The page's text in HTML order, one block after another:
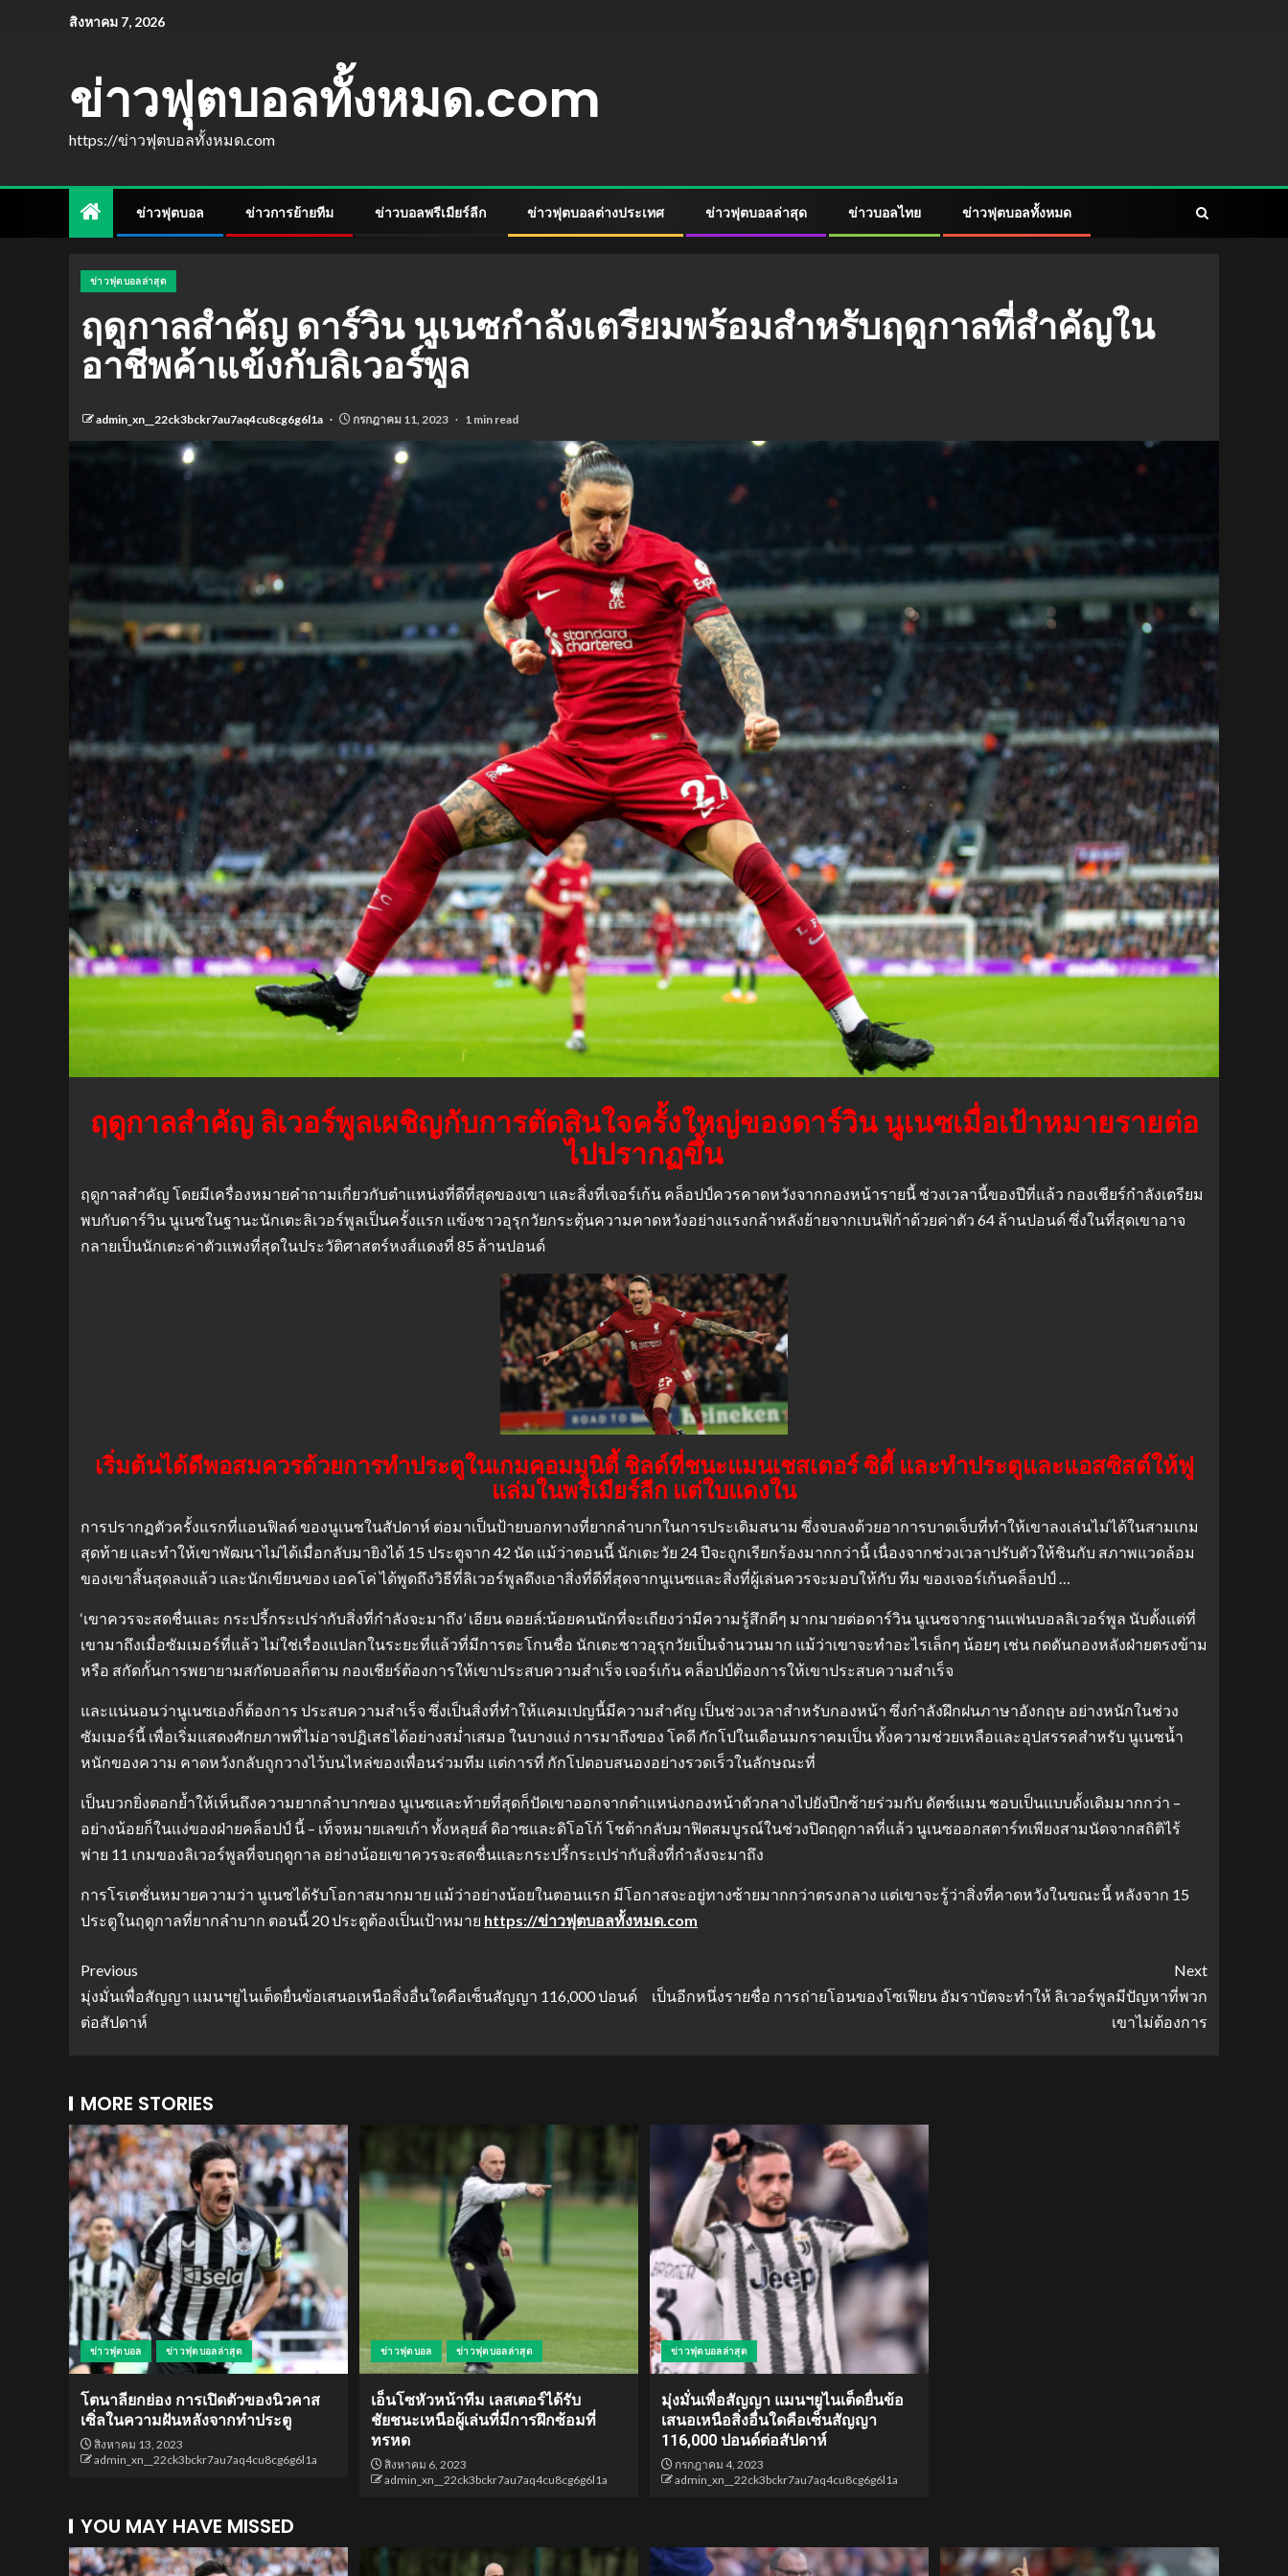
สิงหาคม 7, 2026
ข่าวฟุตบอลทั้งหมด.com
https://ข่าวฟุตบอลทั้งหมด.com
ข่าวฟุตบอล ข่าวการย้ายทีม ข่าวบอลพรีเมียร์ลีก ข่าวฟุตบอลต่างประเทศ ข่าวฟุตบอลล่าสุด ข่าวบอลไทย ข่าวฟุตบอลทั้งหมด
ข่าวฟุตบอลล่าสุด
ฤดูกาลสำคัญ ดาร์วิน นูเนซกำลังเตรียมพร้อมสำหรับฤดูกาลที่สำคัญใน
อาชีพค้าแข้งกับลิเวอร์พูล
admin_xn__22ck3bckr7au7aq4cu8cg6g6l1a กรกฎาคม 11, 2023 1 min read
ฤดูกาลสำคัญ ลิเวอร์พูลเผชิญกับการตัดสินใจครั้งใหญ่ของดาร์วิน นูเนซเมื่อเป้าหมายรายต่อ
ไปปรากฏขึ้น
ฤดูกาลสำคัญ โดยมีเครื่องหมายคำถามเกี่ยวกับตำแหน่งที่ดีที่สุดของเขา และสิ่งที่เจอร์เก้น คล็อปป์ควรคาดหวังจากกองหน้ารายนี้ ช่วงเวลานี้ของปีที่แล้ว กองเชียร์กำลังเตรียม
พบกับดาร์วิน นูเนซในฐานะนักเตะลิเวอร์พูลเป็นครั้งแรก แข้งชาวอุรุกวัยกระตุ้นความคาดหวังอย่างแรงกล้าหลังย้ายจากเบนฟิก้าด้วยค่าตัว 64 ล้านปอนด์ ซึ่งในที่สุดเขาอาจ
กลายเป็นนักเตะค่าตัวแพงที่สุดในประวัติศาสตร์หงส์แดงที่ 85 ล้านปอนด์
เริ่มต้นได้ดีพอสมควรด้วยการทำประตูในเกมคอมมูนิตี้ ชิลด์ที่ชนะแมนเชสเตอร์ ซิตี้ และทำประตูและแอสซิสต์ให้ฟู
แล่มในพรีเมียร์ลีก แต่ใบแดงใน
การปรากฏตัวครั้งแรกที่แอนฟิลด์ ของนูเนซในสัปดาห์ ต่อมาเป็นป้ายบอกทางที่ยากลำบากในการประเดิมสนาม ซึ่งจบลงด้วยอาการบาดเจ็บที่ทำให้เขาลงเล่นไม่ได้ในสามเกม
สุดท้าย และทำให้เขาพัฒนาไม่ได้เมื่อกลับมายิงได้ 15 ประตูจาก 42 นัด แม้ว่าตอนนี้ นักเตะวัย 24 ปีจะถูกเรียกร้องมากกว่านี้ เนื่องจากช่วงเวลาปรับตัวให้ชินกับ สภาพแวดล้อม
ของเขาสิ้นสุดลงแล้ว และนักเขียนของ เอคโค่ ได้พูดถึงวิธีที่ลิเวอร์พูลดึงเอาสิ่งที่ดีที่สุดจากนูเนซและสิ่งที่ผู้เล่นควรจะมอบให้กับ ทีม ของเจอร์เก้นคล็อปป์ …
‘เขาควรจะสดชื่นและ กระปรี้กระเปร่ากับสิ่งที่กำลังจะมาถึง’ เอียน ดอยล์:น้อยคนนักที่จะเถียงว่ามีความรู้สึกดีๆ มากมายต่อดาร์วิน นูเนซจากฐานแฟนบอลลิเวอร์พูล นับตั้งแต่ที่
เขามาถึงเมื่อซัมเมอร์ที่แล้ว ไม่ใช่เรื่องแปลกในระยะที่แล้วที่มีการตะโกนชื่อ นักเตะชาวอุรุกวัยเป็นจำนวนมาก แม้ว่าเขาจะทำอะไรเล็กๆ น้อยๆ เช่น กดดันกองหลังฝ่ายตรงข้าม
หรือ สกัดกั้นการพยายามสกัดบอลก็ตาม กองเชียร์ต้องการให้เขาประสบความสำเร็จ เจอร์เก้น คล็อปป์ต้องการให้เขาประสบความสำเร็จ
และแน่นอนว่านูเนซเองก็ต้องการ ประสบความสำเร็จ ซึ่งเป็นสิ่งที่ทำให้แคมเปญนี้มีความสำคัญ เป็นช่วงเวลาสำหรับกองหน้า ซึ่งกำลังฝึกฝนภาษาอังกฤษ อย่างหนักในช่วง
ซัมเมอร์นี้ เพื่อเริ่มแสดงศักยภาพที่ไม่อาจปฏิเสธได้อย่างสม่ำเสมอ ในบางแง่ การมาถึงของ โคดี กักโปในเดือนมกราคมเป็น ทั้งความช่วยเหลือและอุปสรรคสำหรับ นูเนซน้ำ
หนักของความ คาดหวังกลับถูกวางไว้บนไหล่ของเพื่อนร่วมทีม แต่การที่ กักโปตอบสนองอย่างรวดเร็วในลักษณะที่
เป็นบวกยิ่งตอกย้ำให้เห็นถึงความยากลำบากของ นูเนซและท้ายที่สุดก็ปัดเขาออกจากตำแหน่งกองหน้าตัวกลางไปยังปีกซ้ายร่วมกับ ดัตช์แมน ชอบเป็นแบบดั้งเดิมมากกว่า –
อย่างน้อยก็ในแง่ของฝ่ายคล็อปป์ นี้ – เท็จหมายเลขเก้า ทั้งหลุยส์ ดิอาซและดิโอโก้ โชต้ากลับมาฟิตสมบูรณ์ในช่วงปิดฤดูกาลที่แล้ว นูเนซออกสตาร์ทเพียงสามนัดจากสถิติไร้
พ่าย 11 เกมของลิเวอร์พูลที่จบฤดูกาล อย่างน้อยเขาควรจะสดชื่นและกระปรี้กระเปร่ากับสิ่งที่กำลังจะมาถึง
การโรเตชั่นหมายความว่า นูเนซได้รับโอกาสมากมาย แม้ว่าอย่างน้อยในตอนแรก มีโอกาสจะอยู่ทางซ้ายมากกว่าตรงกลาง แต่เขาจะรู้ว่าสิ่งที่คาดหวังในขณะนี้ หลังจาก 15
ประตูในฤดูกาลที่ยากลำบาก ตอนนี้ 20 ประตูต้องเป็นเป้าหมาย https://ข่าวฟุตบอลทั้งหมด.com
Previous
มุ่งมั่นเพื่อสัญญา แมนฯยูไนเต็ดยื่นข้อเสนอเหนือสิ่งอื่นใดคือเซ็นสัญญา 116,000 ปอนด์
ต่อสัปดาห์
Next
เป็นอีกหนึ่งรายชื่อ การถ่ายโอนของโซเฟียน อัมราบัตจะทำให้ ลิเวอร์พูลมีปัญหาที่พวก
เขาไม่ต้องการ
MORE STORIES
ข่าวฟุตบอล ข่าวฟุตบอลล่าสุด
โตนาลียกย่อง การเปิดตัวของนิวคาส
เซิ่ลในความฝันหลังจากทำประตู
สิงหาคม 13, 2023
admin_xn__22ck3bckr7au7aq4cu8cg6g6l1a
ข่าวฟุตบอล ข่าวฟุตบอลล่าสุด
เอ็นโซหัวหน้าทีม เลสเตอร์ได้รับ
ชัยชนะเหนือผู้เล่นที่มีการฝึกซ้อมที่
ทรหด
สิงหาคม 6, 2023
admin_xn__22ck3bckr7au7aq4cu8cg6g6l1a
ข่าวฟุตบอลล่าสุด
มุ่งมั่นเพื่อสัญญา แมนฯยูไนเต็ดยื่นข้อ
เสนอเหนือสิ่งอื่นใดคือเซ็นสัญญา
116,000 ปอนด์ต่อสัปดาห์
กรกฎาคม 4, 2023
admin_xn__22ck3bckr7au7aq4cu8cg6g6l1a
YOU MAY HAVE MISSED